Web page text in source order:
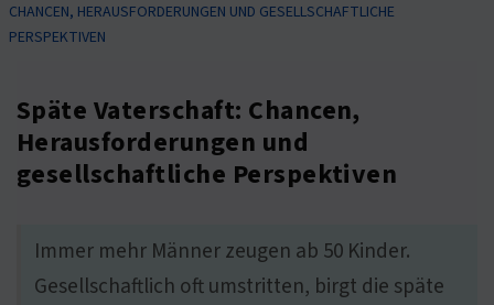
CHANCEN, HERAUSFORDERUNGEN UND GESELLSCHAFTLICHE
PERSPEKTIVEN
Späte Vaterschaft: Chancen,
Herausforderungen und
gesellschaftliche Perspektiven
Immer mehr Männer zeugen ab 50 Kinder.
Gesellschaftlich oft umstritten, birgt die späte